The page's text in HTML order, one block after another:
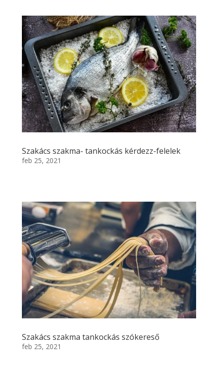
Szakács szakma- tankockás kérdezz-felelek
feb 25, 2021
Szakács szakma tankockás szókereső
feb 25, 2021